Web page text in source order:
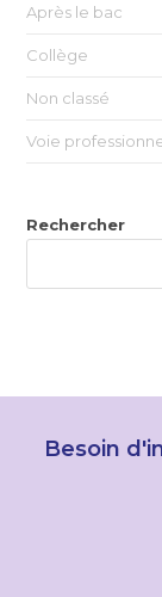
Après le bac
Collège
Non classé
Voie
Rechercher
Besoin